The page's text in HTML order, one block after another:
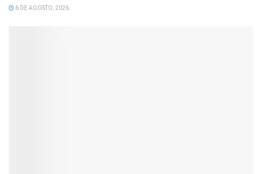
6 DE AGOSTO, 2026